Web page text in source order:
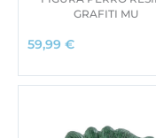
GRAFITI MU
59,99 €